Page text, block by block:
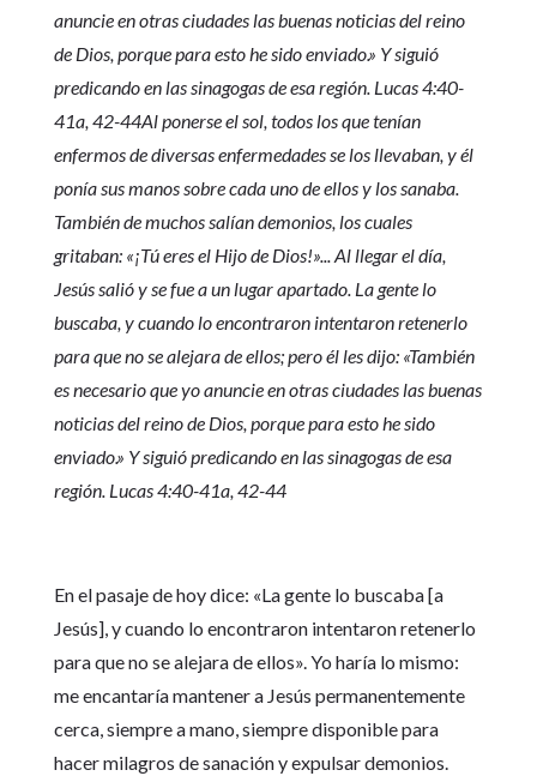
anuncie en otras ciudades las buenas noticias del reino
de Dios, porque para esto he sido enviado.» Y siguió
predicando en las sinagogas de esa región. Lucas 4:40-
41a, 42-44Al ponerse el sol, todos los que tenían
enfermos de diversas enfermedades se los llevaban, y él
ponía sus manos sobre cada uno de ellos y los sanaba.
También de muchos salían demonios, los cuales
gritaban: «¡Tú eres el Hijo de Dios!»... Al llegar el día,
Jesús salió y se fue a un lugar apartado. La gente lo
buscaba, y cuando lo encontraron intentaron retenerlo
para que no se alejara de ellos; pero él les dijo: «También
es necesario que yo anuncie en otras ciudades las buenas
noticias del reino de Dios, porque para esto he sido
enviado.» Y siguió predicando en las sinagogas de esa
región. Lucas 4:40-41a, 42-44
En el pasaje de hoy dice: «La gente lo buscaba [a
Jesús], y cuando lo encontraron intentaron retenerlo
para que no se alejara de ellos». Yo haría lo mismo:
me encantaría mantener a Jesús permanentemente
cerca, siempre a mano, siempre disponible para
hacer milagros de sanación y expulsar demonios.